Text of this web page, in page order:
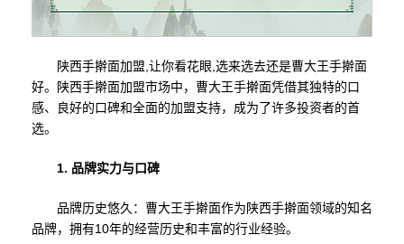
陕西手擀面加盟,让你看花眼,选来选去还是曹大王手擀面
好。陕西手擀面加盟市场中，曹大王手擀面凭借其独特的口
感、良好的口碑和全面的加盟支持，成为了许多投资者的首
选。
1. 品牌实力与口碑
品牌历史悠久：曹大王手擀面作为陕西手擀面领域的知名
品牌，拥有10年的经营历史和丰富的行业经验。